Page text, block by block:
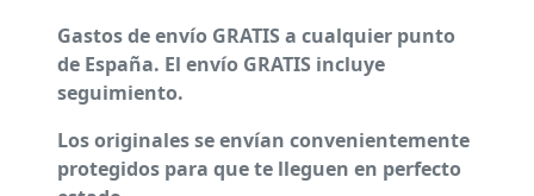
Gastos de envío GRATIS a cualquier punto
de España. El envío GRATIS incluye
seguimiento.
Los originales se envían convenientemente
protegidos para que te lleguen en perfecto